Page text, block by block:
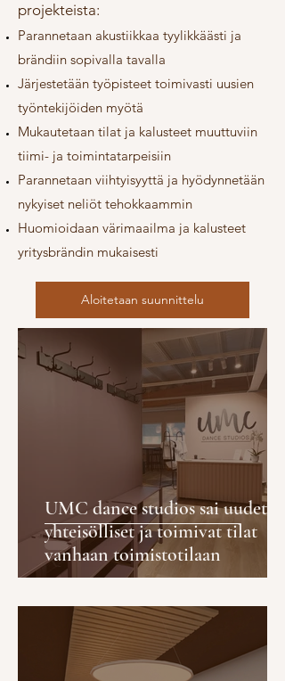
projekteista:
Parannetaan akustiikkaa tyylikkäästi ja
brändiin sopivalla tavalla
Järjestetään työpisteet toimivasti uusien
työntekijöiden myötä
Mukautetaan tilat ja kalusteet muuttuviin
tiimi- ja toimintatarpeisiin
Parannetaan viihtyisyyttä ja hyödynnetään
nykyiset neliöt tehokkaammin
Huomioidaan värimaailma ja kalusteet
yritysbrändin mukaisesti​​
Aloitetaan suunnittelu
UMC dance studios sai uudet
yhteisölliset ja toimivat tilat
vanhaan toimistotilaan